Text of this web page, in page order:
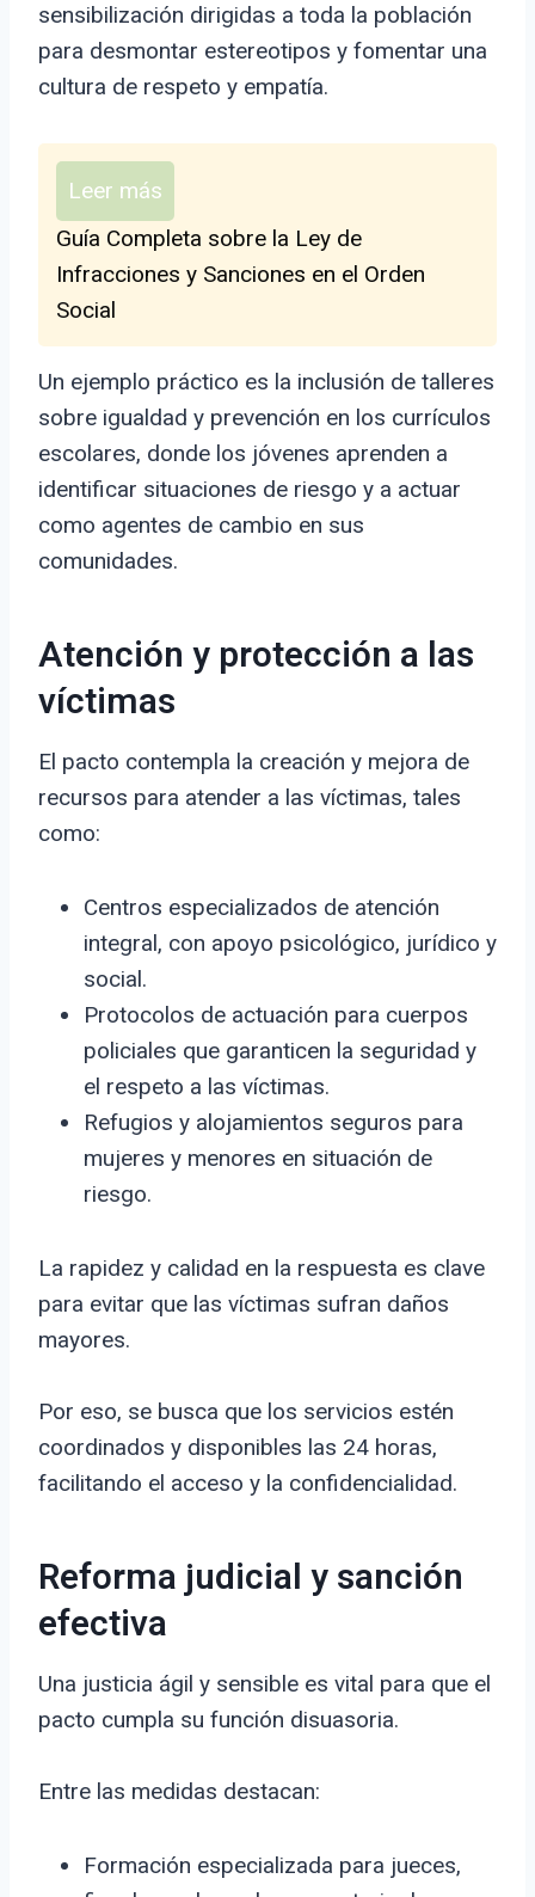
sensibilización dirigidas a toda la población
para desmontar estereotipos y fomentar una
cultura de respeto y empatía.
Leer más
Guía Completa sobre la Ley de
Infracciones y Sanciones en el Orden
Social
Un ejemplo práctico es la inclusión de talleres
sobre igualdad y prevención en los currículos
escolares, donde los jóvenes aprenden a
identificar situaciones de riesgo y a actuar
como agentes de cambio en sus
comunidades.
Atención y protección a las
víctimas
El pacto contempla la creación y mejora de
recursos para atender a las víctimas, tales
como:
Centros especializados de atención
integral, con apoyo psicológico, jurídico y
social.
Protocolos de actuación para cuerpos
policiales que garanticen la seguridad y
el respeto a las víctimas.
Refugios y alojamientos seguros para
mujeres y menores en situación de
riesgo.
La rapidez y calidad en la respuesta es clave
para evitar que las víctimas sufran daños
mayores.
Por eso, se busca que los servicios estén
coordinados y disponibles las 24 horas,
facilitando el acceso y la confidencialidad.
Reforma judicial y sanción
efectiva
Una justicia ágil y sensible es vital para que el
pacto cumpla su función disuasoria.
Entre las medidas destacan:
Formación especializada para jueces,